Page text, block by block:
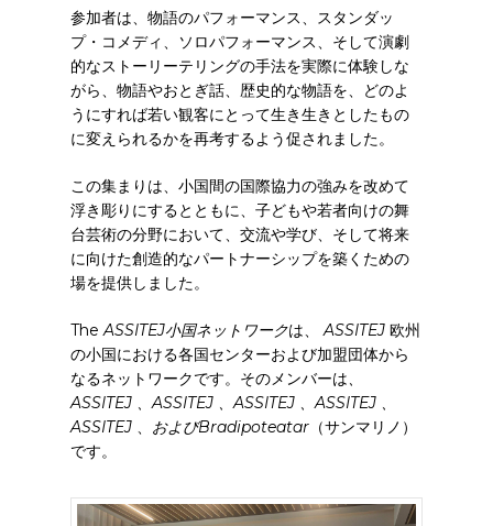
参加者は、物語のパフォーマンス、スタンダッ
プ・コメディ、ソロパフォーマンス、そして演劇
的なストーリーテリングの手法を実際に体験しな
がら、物語やおとぎ話、歴史的な物語を、どのよ
うにすれば若い観客にとって生き生きとしたもの
に変えられるかを再考するよう促されました。
この集まりは、小国間の国際協力の強みを改めて
浮き彫りにするとともに、子どもや若者向けの舞
台芸術の分野において、交流や学び、そして将来
に向けた創造的なパートナーシップを築くための
場を提供しました。
TheASSITEJ小国ネットワークは、ASSITEJ 欧州
の小国における各国センターおよび加盟団体から
なるネットワークです。そのメンバーは、
ASSITEJ 、ASSITEJ 、ASSITEJ 、ASSITEJ 、
ASSITEJ 、 およびBradipoteatar （サンマリノ）
です。